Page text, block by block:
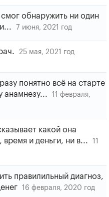
обнаружить ни один
7 июня, 2021 год
25 мая, 2021 год
понятно всё на старте
анамнезу...
11 февраля,
какой она
и деньги, ни в...
11
правилильный диагноз,
16 февраля, 2020 год